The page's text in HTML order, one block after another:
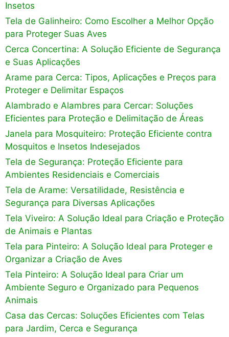
Insetos
Tela de Galinheiro: Como Escolher a Melhor Opção
para Proteger Suas Aves
Cerca Concertina: A Solução Eficiente de Segurança
e Suas Aplicações
Arame para Cerca: Tipos, Aplicações e Preços para
Proteger e Delimitar Espaços
Alambrado e Alambres para Cercar: Soluções
Eficientes para Proteção e Delimitação de Áreas
Janela para Mosquiteiro: Proteção Eficiente contra
Mosquitos e Insetos Indesejados
Tela de Segurança: Proteção Eficiente para
Ambientes Residenciais e Comerciais
Tela de Arame: Versatilidade, Resistência e
Segurança para Diversas Aplicações
Tela Viveiro: A Solução Ideal para Criação e Proteção
de Animais e Plantas
Tela para Pinteiro: A Solução Ideal para Proteger e
Organizar a Criação de Aves
Tela Pinteiro: A Solução Ideal para Criar um
Ambiente Seguro e Organizado para Pequenos
Animais
Casa das Cercas: Soluções Eficientes com Telas
para Jardim, Cerca e Segurança